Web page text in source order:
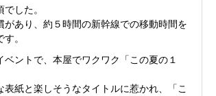
した。
あり、約５時間の新幹線での移動時間を
。
ントで、本屋でワクワク「この夏の１
紙と楽しそうなタイトルに惹かれ、「こ